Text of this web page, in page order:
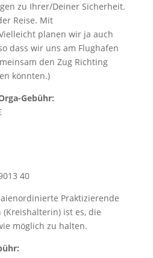
zu Ihrer/Deiner Sicherheit.
Reise. Mit
planen wir ja auch
dass wir uns am Flughafen
den Zug Richting
könnten.)
Gebühr:
40
Praktizierende
ist es, die
möglich zu halten.